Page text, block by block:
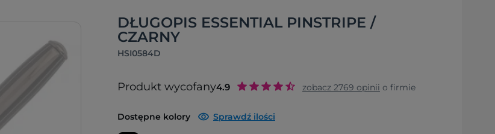
DŁUGOPIS ESSENTIAL PINSTRIPE /
CZARNY
HSI0584D
Produkt wycofany4.9 zobacz 2769 opinii o firmie
Dostępne kolory Sprawdź ilości